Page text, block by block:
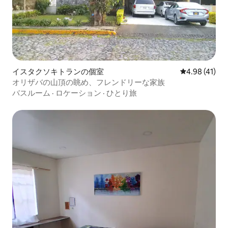
イスタクソキトランの個室 レビュー41
4.98 (41)
オリザバの山頂の眺め、フレンドリーな家族
バスルーム · ロケーション · ひとり旅